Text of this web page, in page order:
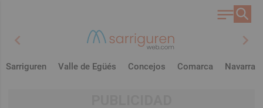
chevron_left chevron_right
Sarriguren Valle de Egüés Concejos Comarca Navarra